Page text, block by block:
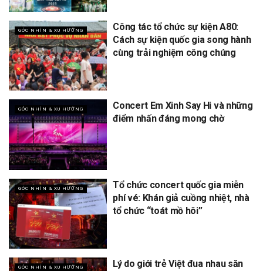
GÓC NHÌN & XU HƯỚNG
Công tác tổ chức sự kiện A80:
Cách sự kiện quốc gia song hành
cùng trải nghiệm công chúng
GÓC NHÌN & XU HƯỚNG
Concert Em Xinh Say Hi và những
điểm nhấn đáng mong chờ
GÓC NHÌN & XU HƯỚNG
Tổ chức concert quốc gia miễn
phí vé: Khán giả cuồng nhiệt, nhà
tổ chức “toát mồ hôi”
GÓC NHÌN & XU HƯỚNG
Lý do giới trẻ Việt đua nhau săn